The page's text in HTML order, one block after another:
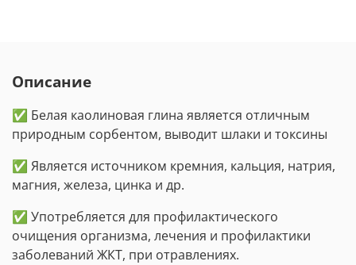
Описание
✅ Белая каолиновая глина является отличным
природным сорбентом, выводит шлаки и токсины
✅ Является источником кремния, кальция, натрия,
магния, железа, цинка и др.
✅ Употребляется для профилактического
очищения организма, лечения и профилактики
заболеваний ЖКТ, при отравлениях.